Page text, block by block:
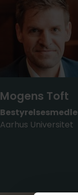
Mogens Toft
Aarhus Universitet